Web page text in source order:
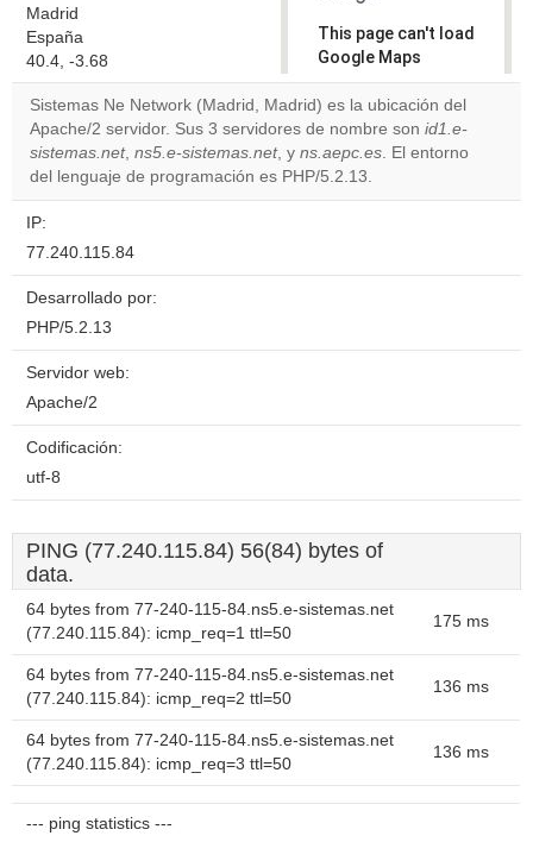
Madrid
España
40.4, -3.68
This page can't load
Google Maps
correctly.
Do you
own this
website?
OK
Sistemas Ne Network (Madrid, Madrid) es la ubicación del
Apache/2 servidor. Sus 3 servidores de nombre son id1.e-
sistemas.net, ns5.e-sistemas.net, y ns.aepc.es. El entorno
del lenguaje de programación es PHP/5.2.13.
IP:
77.240.115.84
Desarrollado por:
PHP/5.2.13
Servidor web:
Apache/2
Codificación:
utf-8
PING (77.240.115.84) 56(84) bytes of
data.
64 bytes from 77-240-115-84.ns5.e-sistemas.net
(77.240.115.84): icmp_req=1 ttl=50
175 ms
64 bytes from 77-240-115-84.ns5.e-sistemas.net
(77.240.115.84): icmp_req=2 ttl=50
136 ms
64 bytes from 77-240-115-84.ns5.e-sistemas.net
(77.240.115.84): icmp_req=3 ttl=50
136 ms
--- ping statistics ---